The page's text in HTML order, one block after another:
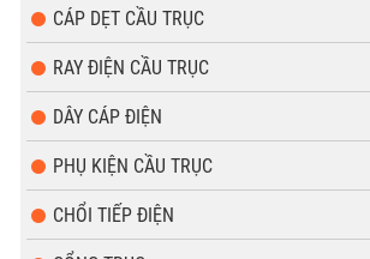
CÁP DẸT CẦU TRỤC
RAY ĐIỆN CẦU TRỤC
DÂY CÁP ĐIỆN
PHỤ KIỆN CẦU TRỤC
CHỔI TIẾP ĐIỆN